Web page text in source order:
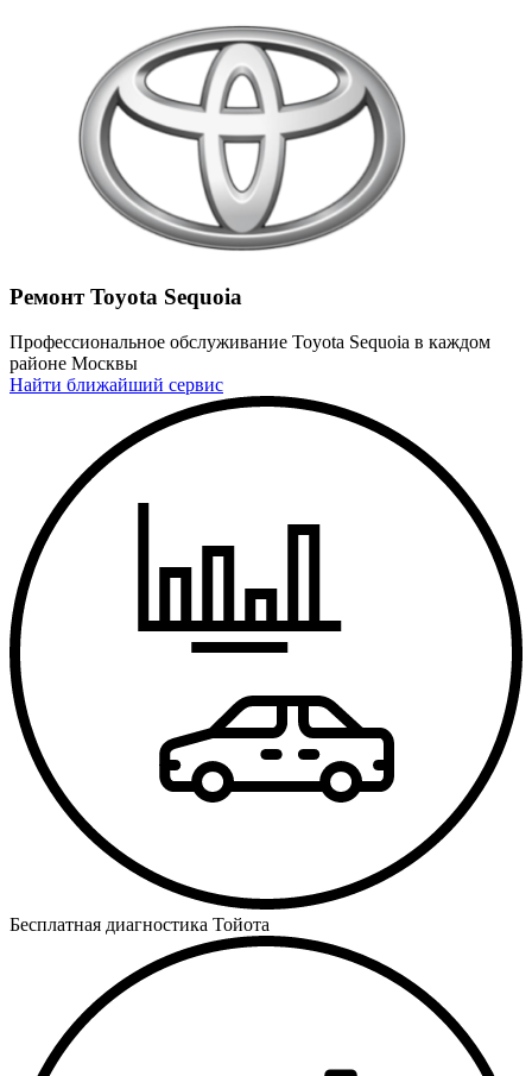
Ремонт Toyota Sequoia
Профессиональное обслуживание Toyota Sequoia в каждом
районе Москвы
Найти ближайший сервис
Бесплатная диагностика Тойота